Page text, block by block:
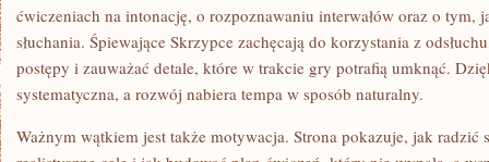
ćwiczeniach na intonację, o rozpoznawaniu interwałów oraz o tym,
słuchania. Śpiewające Skrzypce zachęcają do korzystania z
postępy i zauważać detale, które w trakcie gry potrafią umknąć.
systematyczna, a rozwój nabiera tempa w sposób naturalny.
Ważnym wątkiem jest także motywacja. Strona pokazuje, jak radzić